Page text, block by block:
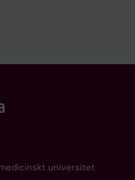
universitet